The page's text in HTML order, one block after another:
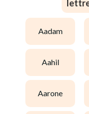
aadam
aahil
aarone